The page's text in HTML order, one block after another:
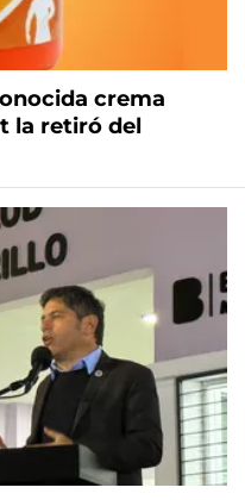
crema
la retiró del